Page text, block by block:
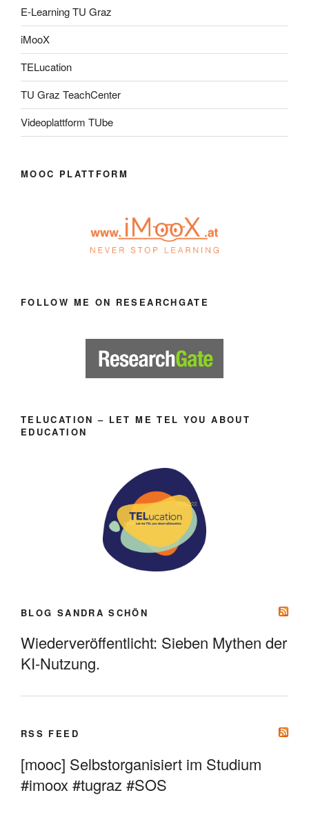
E-Learning TU Graz
iMooX
TELucation
TU Graz TeachCenter
Videoplattform TUbe
MOOC PLATTFORM
FOLLOW ME ON RESEARCHGATE
TELUCATION – LET ME TEL YOU ABOUT
EDUCATION
BLOG SANDRA SCHÖN
Wiederveröffentlicht: Sieben Mythen der
KI-Nutzung.
RSS FEED
[mooc] Selbstorganisiert im Studium
#imoox #tugraz #SOS